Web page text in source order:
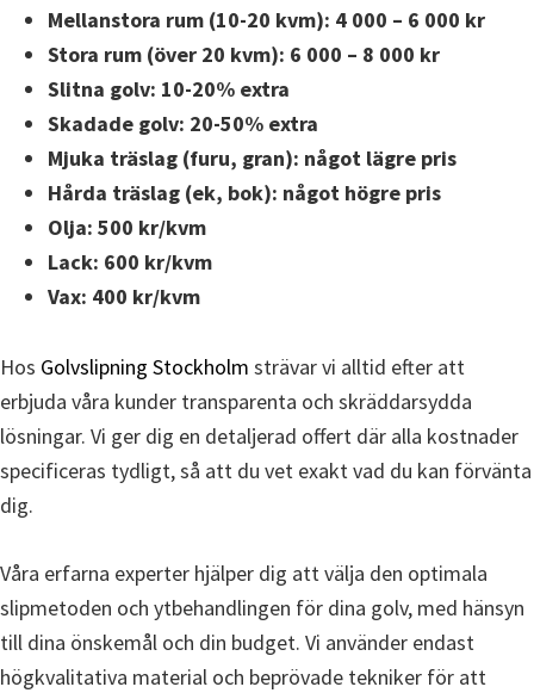
Mellanstora rum (10-20 kvm): 4 000 – 6 000 kr
Stora rum (över 20 kvm): 6 000 – 8 000 kr
Slitna golv: 10-20% extra
Skadade golv: 20-50% extra
Mjuka träslag (furu, gran): något lägre pris
Hårda träslag (ek, bok): något högre pris
Olja: 500 kr/kvm
Lack: 600 kr/kvm
Vax: 400 kr/kvm
Hos Golvslipning Stockholm strävar vi alltid efter att
erbjuda våra kunder transparenta och skräddarsydda
lösningar. Vi ger dig en detaljerad offert där alla kostnader
specificeras tydligt, så att du vet exakt vad du kan förvänta
dig.
Våra erfarna experter hjälper dig att välja den optimala
slipmetoden och ytbehandlingen för dina golv, med hänsyn
till dina önskemål och din budget. Vi använder endast
högkvalitativa material och beprövade tekniker för att